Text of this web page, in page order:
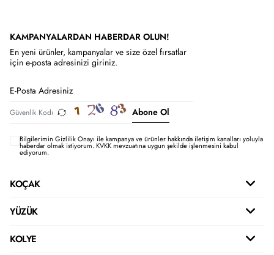
KAMPANYALARDAN HABERDAR OLUN!
En yeni ürünler, kampanyalar ve size özel fırsatlar
için e-posta adresinizi giriniz.
Abone Ol
Bilgilerimin Gizlilik Onayı ile kampanya ve ürünler hakkında iletişim kanalları yoluyla
haberdar olmak istiyorum.KVKK mevzuatına uygun şekilde işlenmesini kabul
ediyorum.
KOÇAK
YÜZÜK
KOLYE